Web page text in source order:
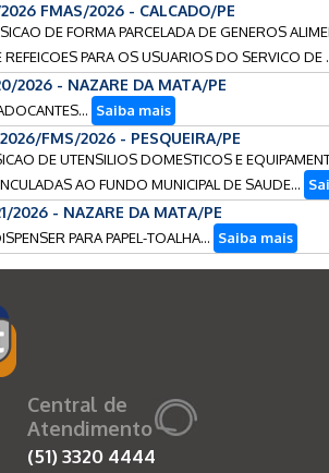
FMAS/2026 - CALCADO/PE
DE FORMA PARCELADA DE GENEROS
PARA OS USUARIOS DO SERVICO DE
2026 - NAZARE DA MATA/PE
Saiba mais
FMS/2026 - PESQUEIRA/PE
DE UTENSILIOS DOMESTICOS E
AO FUNDO MUNICIPAL DE SAUDE...
2026 - NAZARE DA MATA/PE
PARA PAPEL-TOALHA... Saiba mais
Central de
Atendimento
(51)3320 4444